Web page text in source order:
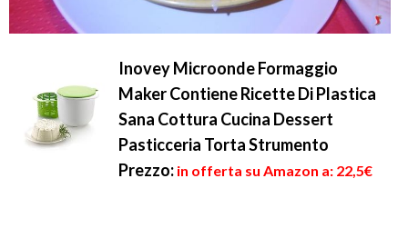
Inovey Microonde Formaggio
Maker Contiene Ricette Di Plastica
Sana Cottura Cucina Dessert
Pasticceria Torta Strumento
Prezzo: in offerta su Amazon a: 22,5€